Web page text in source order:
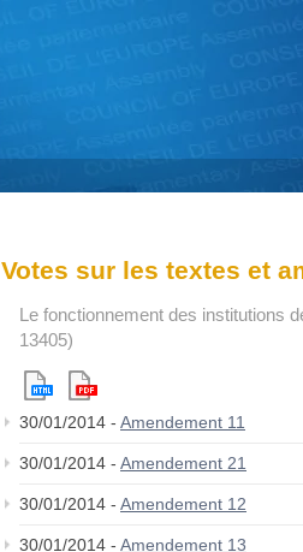
Votes sur les textes et
Le fonctionnement des institutions
13405)
30/01/2014 - Amendement 11
30/01/2014 - Amendement 21
30/01/2014 - Amendement 12
30/01/2014 - Amendement 13